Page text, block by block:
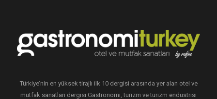
Türkiye’nin en yüksek tirajlı ilk 10 dergisi arasında yer alan otel ve
mutfak sanatları dergisi Gastronomi, turizm ve turizm endüstrisi